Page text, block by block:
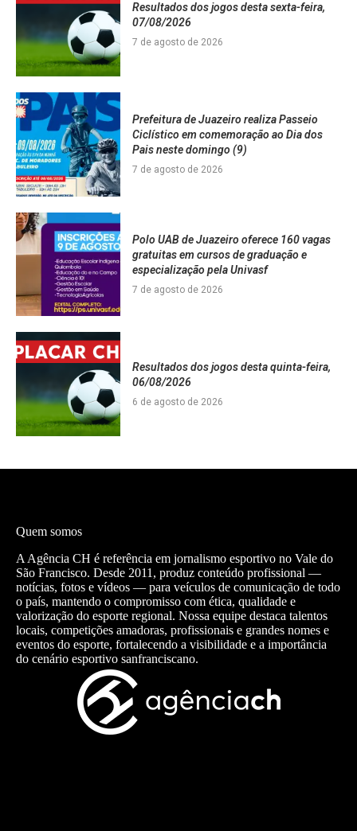
Resultados dos jogos desta sexta-feira,
07/08/2026
7 de agosto de 2026
Prefeitura de Juazeiro realiza Passeio
Ciclístico em comemoração ao Dia dos
Pais neste domingo (9)
7 de agosto de 2026
Polo UAB de Juazeiro oferece 160 vagas
gratuitas em cursos de graduação e
especialização pela Univasf
7 de agosto de 2026
Resultados dos jogos desta quinta-feira,
06/08/2026
6 de agosto de 2026
Quem somos
A Agência CH é referência em jornalismo esportivo no Vale do
São Francisco. Desde 2011, produz conteúdo profissional —
notícias, fotos e vídeos — para veículos de comunicação de todo
o país, mantendo o compromisso com ética, qualidade e
valorização do esporte regional. Nossa equipe destaca talentos
locais, competições amadoras, profissionais e grandes nomes e
eventos do esporte, fortalecendo a visibilidade e a importância
do cenário esportivo sanfranciscano.